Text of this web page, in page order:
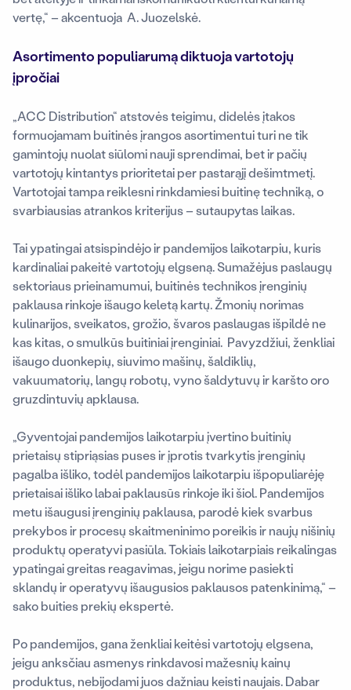
vertę,“ – akcentuoja A. Juozelskė.
Asortimento populiarumą diktuoja vartotojų
įpročiai
„ACC Distribution“ atstovės teigimu, didelės įtakos
formuojamam buitinės įrangos asortimentui turi ne tik
gamintojų nuolat siūlomi nauji sprendimai, bet ir pačių
vartotojų kintantys prioritetai per pastarąjį dešimtmetį.
Vartotojai tampa reiklesni rinkdamiesi buitinę techniką, o
svarbiausias atrankos kriterijus – sutaupytas laikas.
Tai ypatingai atsispindėjo ir pandemijos laikotarpiu, kuris
kardinaliai pakeitė vartotojų elgseną. Sumažėjus paslaugų
sektoriaus prieinamumui, buitinės technikos įrenginių
paklausa rinkoje išaugo keletą kartų. Žmonių norimas
kulinarijos, sveikatos, grožio, švaros paslaugas išpildė ne
kas kitas, o smulkūs buitiniai įrenginiai. Pavyzdžiui, ženkliai
išaugo duonkepių, siuvimo mašinų, šaldiklių,
vakuumatorių, langų robotų, vyno šaldytuvų ir karšto oro
gruzdintuvių apklausa.
„Gyventojai pandemijos laikotarpiu įvertino buitinių
prietaisų stipriąsias puses ir įprotis tvarkytis įrenginių
pagalba išliko, todėl pandemijos laikotarpiu išpopuliarėję
prietaisai išliko labai paklausūs rinkoje iki šiol. Pandemijos
metu išaugusi įrenginių paklausa, parodė kiek svarbus
prekybos ir procesų skaitmeninimo poreikis ir naujų nišinių
produktų operatyvi pasiūla. Tokiais laikotarpiais reikalingas
ypatingai greitas reagavimas, jeigu norime pasiekti
sklandų ir operatyvų išaugusios paklausos patenkinimą,“ –
sako buities prekių ekspertė.
Po pandemijos, gana ženkliai keitėsi vartotojų elgsena,
jeigu anksčiau asmenys rinkdavosi mažesnių kainų
produktus, nebijodami juos dažniau keisti naujais. Dabar